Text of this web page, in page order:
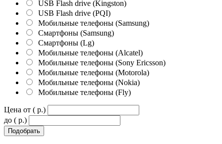
USB Flash drive (Kingston)
USB Flash drive (PQI)
Мобильные телефоны (Samsung)
Смартфоны (Samsung)
Смартфоны (Lg)
Мобильные телефоны (Alcatel)
Мобильные телефоны (Sony Ericsson)
Мобильные телефоны (Motorola)
Мобильные телефоны (Nokia)
Мобильные телефоны (Fly)
Цена от ( p.)
до ( p.)